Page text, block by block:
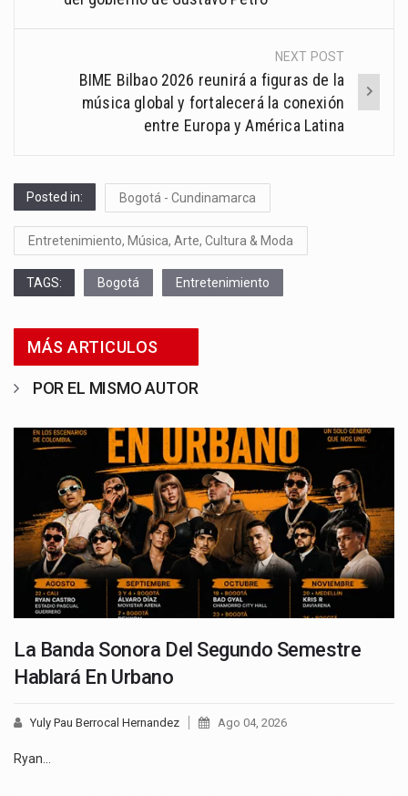
NEXT POST
BIME Bilbao 2026 reunirá a figuras de la
música global y fortalecerá la conexión
entre Europa y América Latina
Posted in: Bogotá - Cundinamarca
Entretenimiento, Música, Arte, Cultura & Moda
TAGS: Bogotá Entretenimiento
MÁS ARTICULOS
POR EL MISMO AUTOR
La Banda Sonora Del Segundo Semestre
Hablará En Urbano
Yuly Pau Berrocal Hernandez Ago 04, 2026
Ryan…